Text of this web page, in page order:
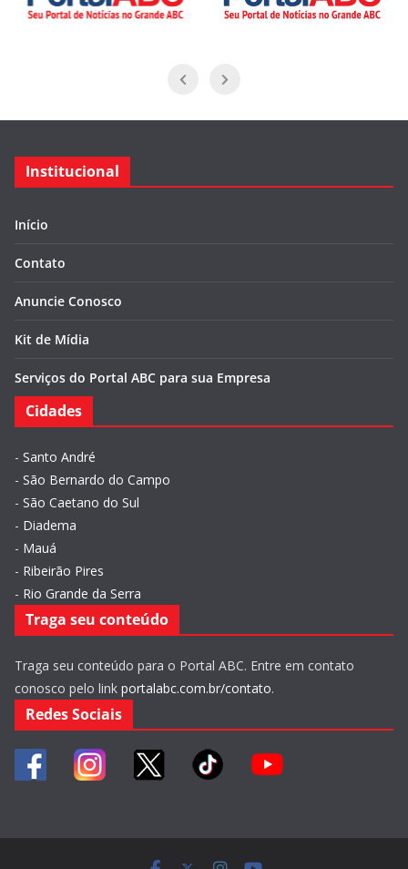
Institucional
Início
Contato
Anuncie Conosco
Kit de Mídia
Serviços do Portal ABC para sua Empresa
Cidades
- Santo André
- São Bernardo do Campo
- São Caetano do Sul
- Diadema
- Mauá
- Ribeirão Pires
- Rio Grande da Serra
Traga seu conteúdo
Traga seu conteúdo para o Portal ABC. Entre em contato
conosco pelo link portalabc.com.br/contato.
Redes Sociais